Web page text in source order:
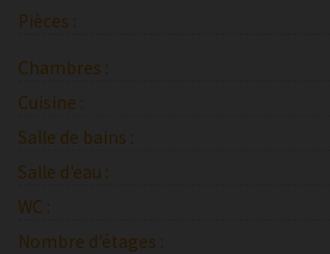
Pièces :
Chambres :
Cuisine :
Salle de bains :
Salle d'eau :
WC :
Nombre d'étages :